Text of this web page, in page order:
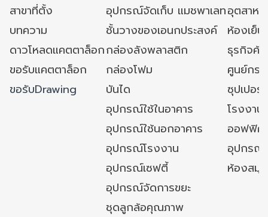
สาขาที่ตั้ง
อุปกรณ์จัดเก็บ แมชพาเลทอุตสาหก
บทความ
ชั้นวางของเอนกประสงค์
ห้องเย็
ดาวโหลดแคตตาล็อกกล่องลังพลาสติก
ธุรกิจค้
ขอรับแคตตาล็อก
กล่องโฟม
ศูนย์กร
ขอรับDrawing
บันได
ซุปเปอ
อุปกรณ์ใช้ในอาคาร
โรงงา
อุปกรณ์ใช้นอกอาคาร
ออฟฟิศ/
อุปกรณ์โรงงาน
อุปกรณ์
อุปกรณ์เซฟตี้
ห้องสมุ
อุปกรณ์จัดการขยะ
ชุดลูกล้อคุณภาพ